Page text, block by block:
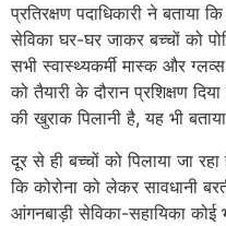
प्रतिरक्षण पदाधिकारी ने बताया
सेविका घर-घर जाकर बच्चों को
सभी स्वास्थ्यकर्मी मास्क और
को तैयारी के दौरान प्रशिक्षण
की खुराक पिलानी है, यह भी
दूर से ही बच्चों को पिलाया जा
कि कोरोना को लेकर सावधानी
आंगनबाड़ी सेविका-सहायिका कोई